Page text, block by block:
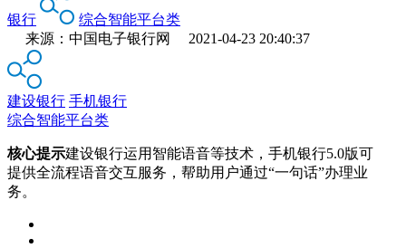
银行
综合智能平台类
来源：中国电子银行网 2021-04-23 20:40:37
建设银行 手机银行
综合智能平台类
核心提示建设银行运用智能语音等技术，手机银行5.0版可
提供全流程语音交互服务，帮助用户通过“一句话”办理业
务。